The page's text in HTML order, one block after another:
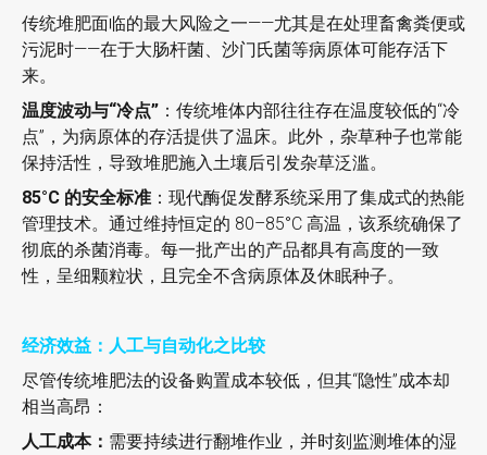
传统堆肥面临的最大风险之一——尤其是在处理畜禽粪便或
污泥时——在于大肠杆菌、沙门氏菌等病原体可能存活下
来。
温度波动与“冷点” ：传统堆体内部往往存在温度较低的“冷
点”，为病原体的存活提供了温床。此外，杂草种子也常能
保持活性，导致堆肥施入土壤后引发杂草泛滥。
85°C 的安全标准 ：现代酶促发酵系统采用了集成式的热能
管理技术。通过维持恒定的 80–85°C 高温，该系统确保了
彻底的杀菌消毒。每一批产出的产品都具有高度的一致
性，呈细颗粒状，且完全不含病原体及休眠种子。
经济效益：人工与自动化之比较
尽管传统堆肥法的设备购置成本较低，但其“隐性”成本却
相当高昂：
人工成本： 需要持续进行翻堆作业，并时刻监测堆体的湿